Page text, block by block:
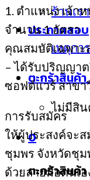
ร้านเร
ประกาศสอบ
เหตุกา
ตะกร้าสินค้
ไม่มีสิน
0
ตะกร้าสินค้า
1. ตำแหน่ง เจ้า
จำนวน 1 อัตรา
คุณสมบัติเฉพาะ
– ได้รับปริญญา
ซอฟต์แวร์ สาขา
การรับสมัคร
ให้ผู้ประสงค์จะ
ชุมพร จังหวัดชุม
ด้วยลายมือตนเ